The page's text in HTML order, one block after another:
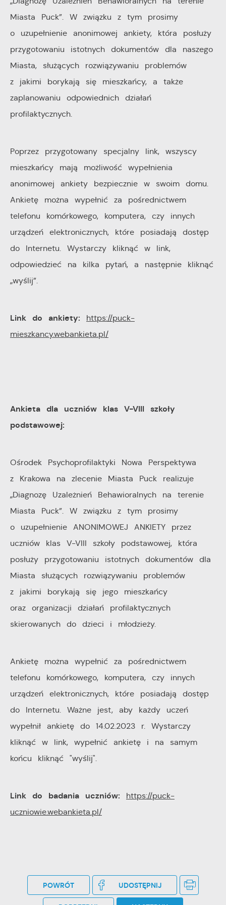
Miasta Puck”. W związku z tym prosimy
o uzupełnienie anonimowej ankiety, która posłuży
przygotowaniu istotnych dokumentów dla naszego
Miasta, służących rozwiązywaniu problemów
z jakimi borykają się mieszkańcy, a także
zaplanowaniu odpowiednich działań
profilaktycznych.
Poprzez przygotowany specjalny link, wszyscy
mieszkańcy mają możliwość wypełnienia
anonimowej ankiety bezpiecznie w swoim domu.
Ankietę można wypełnić za pośrednictwem
telefonu komórkowego, komputera, czy innych
urządzeń elektronicznych, które posiadają dostęp
do Internetu. Wystarczy kliknąć w link,
odpowiedzieć na kilka pytań, a następnie kliknąć
„wyślij”.
Link do ankiety:
https://puck-
mieszkancy.webankieta.pl/
Ankieta dla uczniów klas V-VIII szkoły
podstawowej:
Ośrodek Psychoprofilaktyki Nowa Perspektywa
z Krakowa na zlecenie Miasta Puck realizuje
„Diagnozę Uzależnień Behawioralnych na terenie
Miasta Puck”. W związku z tym prosimy
o uzupełnienie ANONIMOWEJ ANKIETY przez
uczniów klas V-VIII szkoły podstawowej, która
posłuży przygotowaniu istotnych dokumentów dla
Miasta służących rozwiązywaniu problemów
z jakimi borykają się jego mieszkańcy
oraz organizacji działań profilaktycznych
skierowanych do dzieci i młodzieży.
Ankietę można wypełnić za pośrednictwem
telefonu komórkowego, komputera, czy innych
urządzeń elektronicznych, które posiadają dostęp
do Internetu. Ważne jest, aby każdy uczeń
wypełnił ankietę do 14.02.2023 r. Wystarczy
kliknąć w link, wypełnić ankietę i na samym
końcu kliknąć "wyślij".
Link do badania uczniów:
https://puck-
uczniowie.webankieta.pl/
POWRÓT UDOSTĘPNIJ
Cookies analityczne pozwalają na uzyskanie informacji
w zakresie wykorzystywania witryny internetowej,
miejsca oraz częstotliwości, z jaką odwiedzane są
nasze serwisy www. Dane pozwalają nam na ocenę
naszych serwisów internetowych pod względem ich
informacje są przetwarzane w formie zanonimizowanej.
Wyrażenie zgody na analityczne pliki cookies
Reklamowe
Dzięki reklamowym plikom cookies prezentujemy Ci
najciekawsze informacje i aktualności na stronach
naszych komunikatów na podstawie analizy Twoich
upodobań oraz Twoich zwyczajów dotyczących
firm będących naszymi partnerami oraz innych
dostawców usług. Firmy te działają w charakterze
pośredników prezentujących nasze treści w postaci
wiadomości, ofert, komunikatów mediów
społecznościowych.